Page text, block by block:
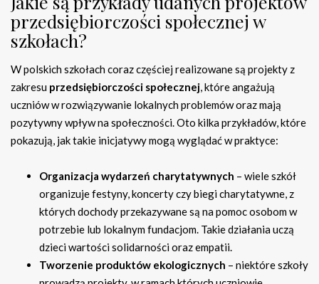
przedsiębiorczości społecznej w
szkołach?
W polskich szkołach coraz częściej realizowane są projekty z
zakresu przedsiębiorczości społecznej, które angażują
uczniów w rozwiązywanie lokalnych problemów oraz mają
pozytywny wpływ na społeczności. Oto kilka przykładów, które
pokazują, jak takie inicjatywy mogą wyglądać w praktyce:
Organizacja wydarzeń charytatywnych – wiele szkół
organizuje festyny, koncerty czy biegi charytatywne, z
których dochody przekazywane są na pomoc osobom w
potrzebie lub lokalnym fundacjom. Takie działania uczą
dzieci wartości solidarności oraz empatii.
Tworzenie produktów ekologicznych – niektóre szkoły